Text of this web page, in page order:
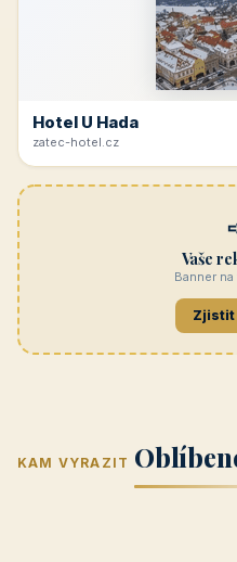
Hotel U Hada
zatec-hotel.cz
Vaše
Banner
Zjistit
KAM VYRAZIT
(Jihomoravský
kraj)
Zlínský kraj
Karlovarský